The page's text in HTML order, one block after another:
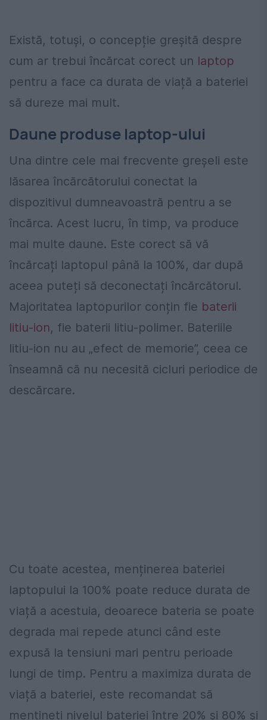
Există, totuși, o concepție greșită despre
cum ar trebui încărcat corect un laptop
pentru a face ca durata de viață a bateriei
să dureze mai mult.
Daune produse laptop-ului
Una dintre cele mai frecvente greșeli este
lăsarea încărcătorului conectat la
dispozitivul dumneavoastră pentru a se
încărca. Acest lucru, în timp, va produce
mai multe daune. Este corect să vă
încărcați laptopul până la 100%, dar după
aceea puteți să deconectați încărcătorul.
Majoritatea laptopurilor conțin fie baterii
litiu-ion, fie baterii litiu-polimer. Bateriile
litiu-ion nu au „efect de memorie”, ceea ce
înseamnă că nu necesită cicluri periodice de
descărcare.
Cu toate acestea, menținerea bateriei
laptopului la 100% poate reduce durata de
viață a acestuia, deoarece bateria se poate
degrada mai repede atunci când este
expusă la tensiuni mari pentru perioade
lungi de timp. Pentru a maximiza durata de
viață a bateriei, este recomandat să
mențineți nivelul bateriei între 20% și 80% și